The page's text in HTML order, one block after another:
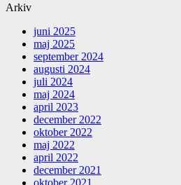
Arkiv
juni 2025
maj 2025
september 2024
augusti 2024
juli 2024
maj 2024
april 2023
december 2022
oktober 2022
maj 2022
april 2022
december 2021
oktober 2021